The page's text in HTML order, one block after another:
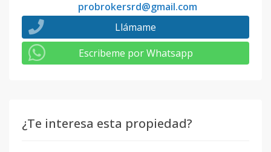
probrokersrd@gmail.com
Llámame
Escribeme por Whatsapp
¿Te interesa esta propiedad?